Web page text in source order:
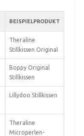
BEISPIELPRODUKT
Theraline
Stillkissen Original
Boppy Original
Stillkissen
Lillydoo Stillkissen
Theraline
Microperlen-